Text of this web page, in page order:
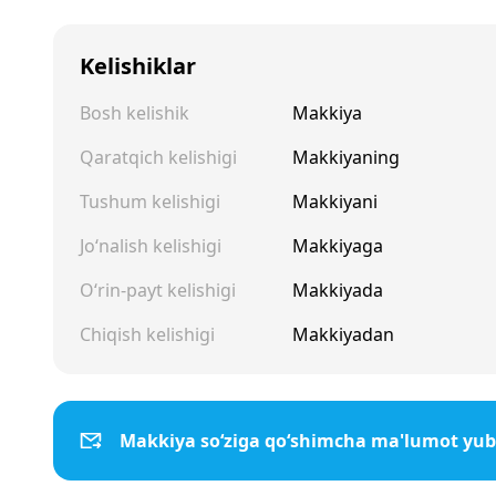
Kelishiklar
Bosh kelishik
Makkiya
Qaratqich kelishigi
Makkiyaning
Tushum kelishigi
Makkiyani
Jo‘nalish kelishigi
Makkiyaga
O‘rin-payt kelishigi
Makkiyada
Chiqish kelishigi
Makkiyadan
Makkiya so‘ziga qo‘shimcha ma'lumot